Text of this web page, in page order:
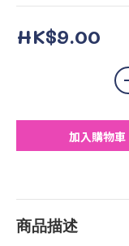
HK$9.00
加入購物車
商品描述